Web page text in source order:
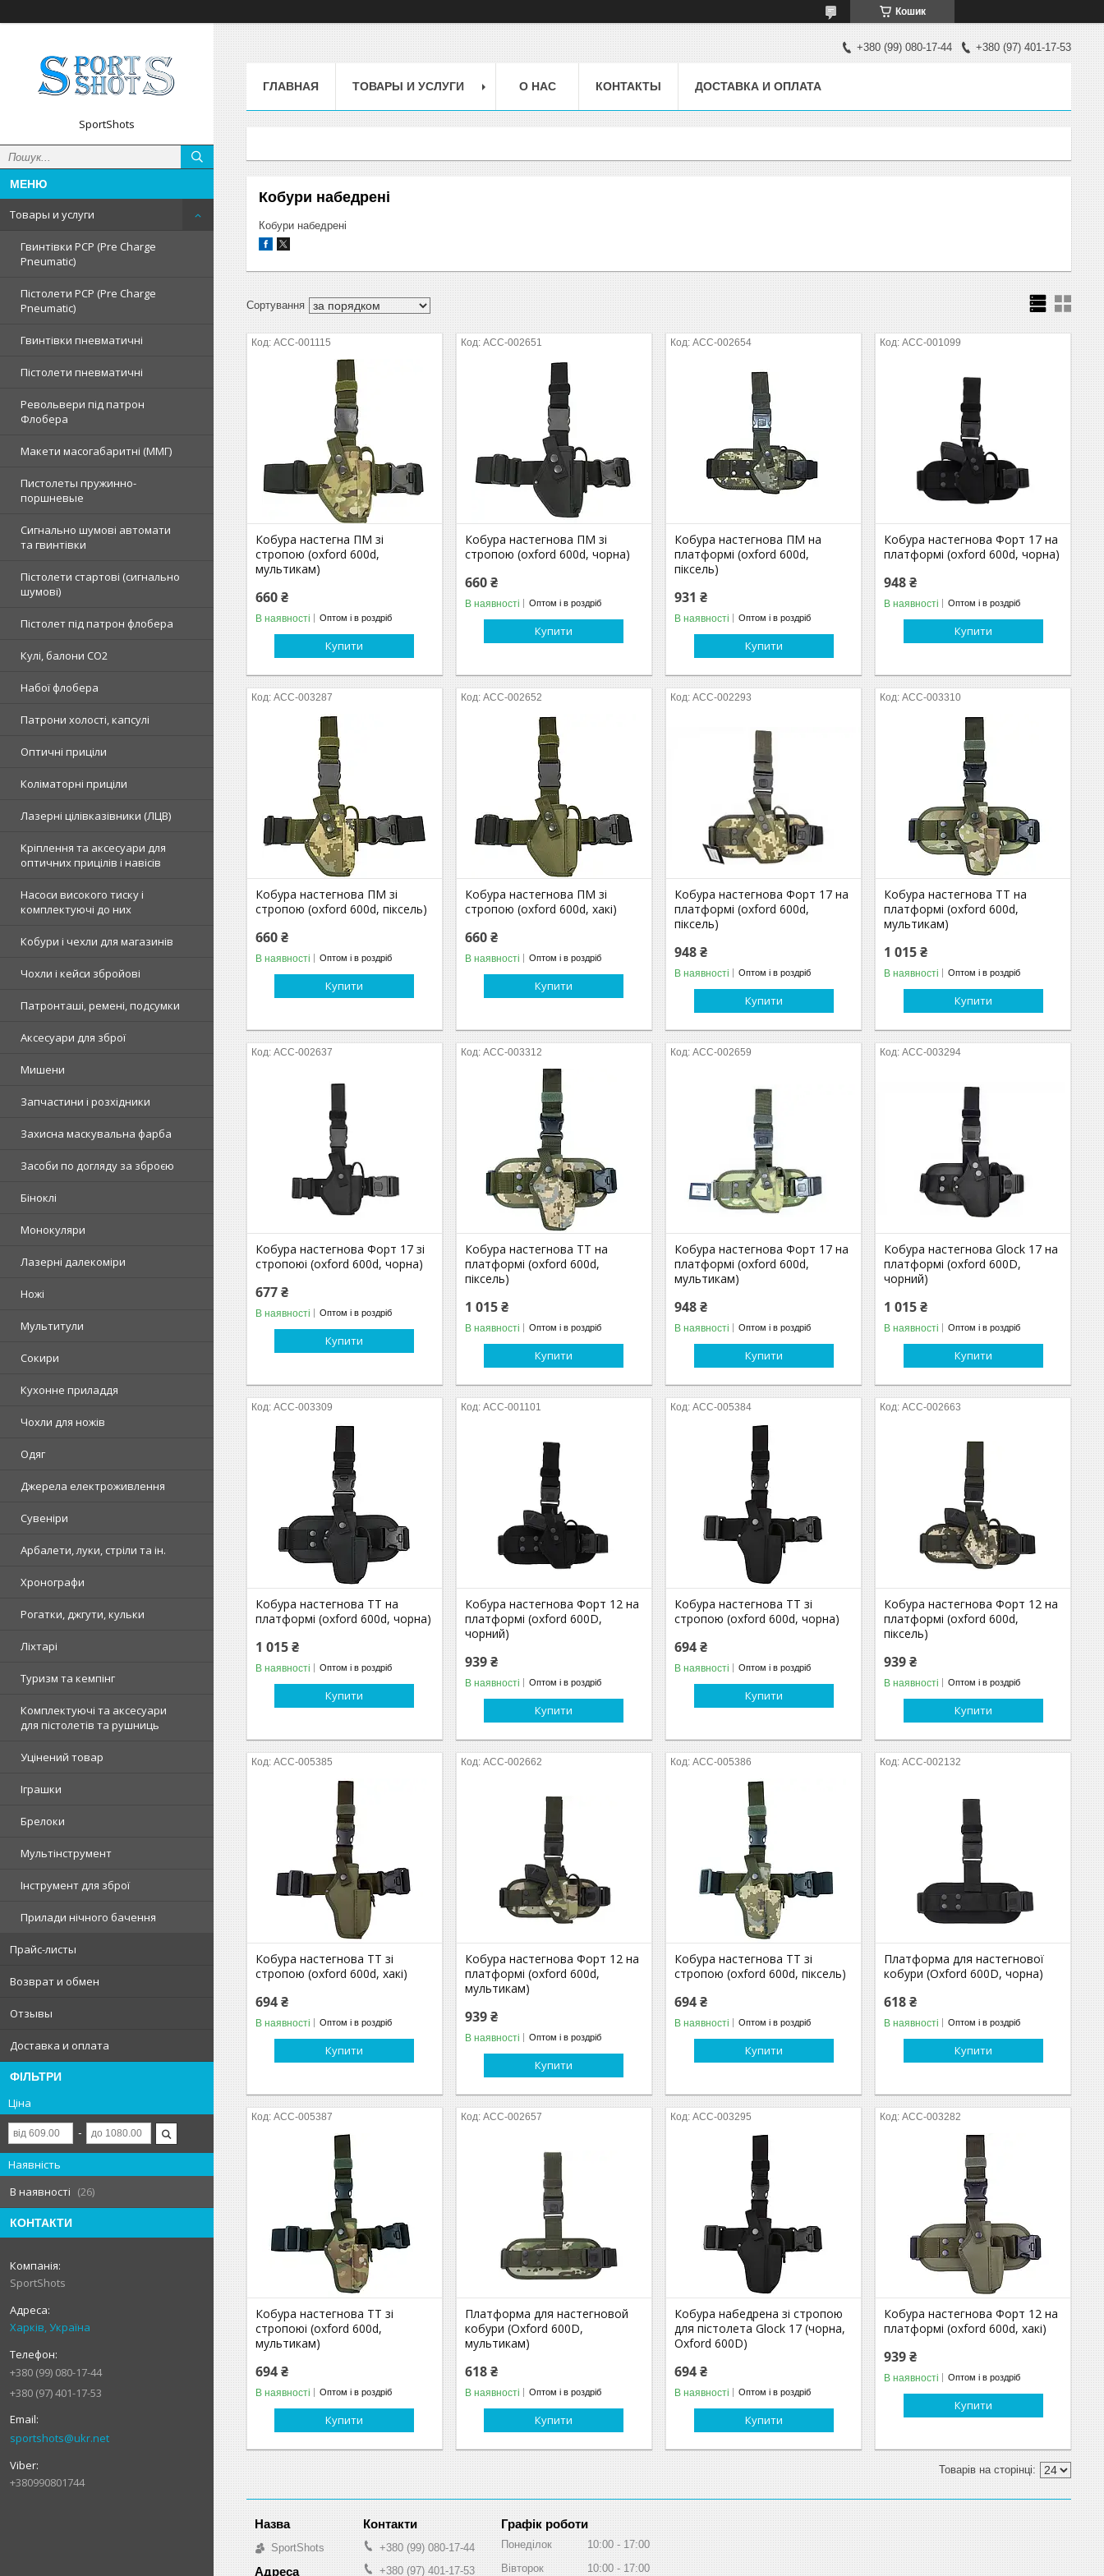
Кошик
SportShots
Товары и услуги
Гвинтівки PCP (Pre Charge
Pneumatic)
Пістолети PCP (Pre Charge
Pneumatic)
Гвинтівки пневматичні
Пістолети пневматичні
Револьвери під патрон
Флобера
Макети масогабаритні (ММГ)
Пистолеты пружинно-
поршневые
Сигнально шумові автомати
та гвинтівки
Пістолети стартові (сигнально
шумові)
Пістолет під патрон флобера
Кулі, балони СО2
Набої флобера
Патрони холості, капсулі
Оптичні приціли
Коліматорні приціли
Лазерні цілівказівники (ЛЦВ)
Кріплення та аксесуари для
оптичних прицілів і навісів
Насоси високого тиску і
комплектуючі до них
Кобури і чехли для магазинів
Чохли і кейси збройові
Патронташі, ремені, подсумки
Аксесуари для зброї
Мишени
Запчастини і розхідники
Захисна маскувальна фарба
Засоби по догляду за зброєю
Біноклі
Монокуляри
Лазерні далекоміри
Ножі
Мультитули
Сокири
Кухонне приладдя
Чохли для ножів
Одяг
Джерела електроживлення
Сувеніри
Арбалети, луки, стріли та ін.
Хронографи
Рогатки, джгути, кульки
Ліхтарі
Туризм та кемпінг
Комплектуючі та аксесуари
для пістолетів та рушниць
Уцінений товар
Іграшки
Брелоки
Мультінструмент
Інструмент для зброї
Прилади нічного бачення
Прайс-листы
Возврат и обмен
Отзывы
Доставка и оплата
ФІЛЬТРИ
Ціна
Наявність
В наявності
26
КОНТАКТИ
SportShots
Харків, Україна
+380 (99) 080-17-44
+380 (97) 401-17-53
sportshots@ukr.net
+380990801744
+380 (99) 080-17-44 +380 (97) 401-17-53
ГЛАВНАЯ ТОВАРЫ И УСЛУГИ О НАС КОНТАКТЫ ДОСТАВКА И ОПЛАТА
Кобури набедрені
Кобури набедрені
ACC-001115
Кобура настегна ПМ зі
стропою (oxford 600d,
мультикам)
660 ₴
В наявності Оптом і в роздріб
Купити
ACC-002651
Кобура настегнова ПМ зі
стропою (oxford 600d, чорна)
660 ₴
В наявності Оптом і в роздріб
Купити
ACC-002654
Кобура настегнова ПМ на
платформі (oxford 600d,
піксель)
931 ₴
В наявності Оптом і в роздріб
Купити
ACC-001099
Кобура настегнова Форт 17 на
платформі (oxford 600d, чорна)
948 ₴
В наявності Оптом і в роздріб
Купити
ACC-003287
Кобура настегнова ПМ зі
стропою (oxford 600d, піксель)
660 ₴
В наявності Оптом і в роздріб
Купити
ACC-002652
Кобура настегнова ПМ зі
стропою (oxford 600d, хакі)
660 ₴
В наявності Оптом і в роздріб
Купити
ACC-002293
Кобура настегнова Форт 17 на
платформі (oxford 600d,
піксель)
948 ₴
В наявності Оптом і в роздріб
Купити
ACC-003310
Кобура настегнова ТТ на
платформі (oxford 600d,
мультикам)
1 015 ₴
В наявності Оптом і в роздріб
Купити
ACC-002637
Кобура настегнова Форт 17 зі
стропоюі (oxford 600d, чорна)
677 ₴
В наявності Оптом і в роздріб
Купити
ACC-003312
Кобура настегнова ТТ на
платформі (oxford 600d,
піксель)
1 015 ₴
В наявності Оптом і в роздріб
Купити
ACC-002659
Кобура настегнова Форт 17 на
платформі (oxford 600d,
мультикам)
948 ₴
В наявності Оптом і в роздріб
Купити
ACC-003294
Кобура настегнова Glock 17 на
платформі (oxford 600D,
чорний)
1 015 ₴
В наявності Оптом і в роздріб
Купити
ACC-003309
Кобура настегнова ТТ на
платформі (oxford 600d, чорна)
1 015 ₴
В наявності Оптом і в роздріб
Купити
ACC-001101
Кобура настегнова Форт 12 на
платформі (oxford 600D,
чорний)
939 ₴
В наявності Оптом і в роздріб
Купити
ACC-005384
Кобура настегнова ТТ зі
стропою (oxford 600d, чорна)
694 ₴
В наявності Оптом і в роздріб
Купити
ACC-002663
Кобура настегнова Форт 12 на
платформі (oxford 600d,
піксель)
939 ₴
В наявності Оптом і в роздріб
Купити
ACC-005385
Кобура настегнова ТТ зі
стропою (oxford 600d, хакі)
694 ₴
В наявності Оптом і в роздріб
Купити
ACC-002662
Кобура настегнова Форт 12 на
платформі (oxford 600d,
мультикам)
939 ₴
В наявності Оптом і в роздріб
Купити
ACC-005386
Кобура настегнова ТТ зі
стропою (oxford 600d, піксель)
694 ₴
В наявності Оптом і в роздріб
Купити
ACC-002132
Платформа для настегнової
кобури (Oxford 600D, чорна)
618 ₴
В наявності Оптом і в роздріб
Купити
ACC-005387
Кобура настегнова ТТ зі
стропоюі (oxford 600d,
мультикам)
694 ₴
В наявності Оптом і в роздріб
Купити
ACC-002657
Платформа для настегновой
кобури (Oxford 600D,
мультикам)
618 ₴
В наявності Оптом і в роздріб
Купити
ACC-003295
Кобура набедрена зі стропою
для пістолета Glock 17 (чорна,
Oxford 600D)
694 ₴
В наявності Оптом і в роздріб
Купити
ACC-003282
Кобура настегнова Форт 12 на
платформі (oxford 600d, хакі)
939 ₴
В наявності Оптом і в роздріб
Купити
SportShots
+380 (99) 080-17-44
+380 (97) 401-17-53
Графік роботи
Понеділок 10:00
17:00
Вівторок
10:00 17:00